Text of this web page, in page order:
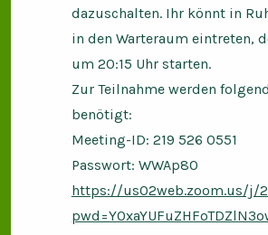
dazuschalten. Ihr könnt in
in den Warteraum eintreten,
um 20:15 Uhr starten.
Zur Teilnahme werden
benötigt:
Meeting-ID: 219 526 0551
Passwort: WWAp80
https://us02web.zoom.us/j/